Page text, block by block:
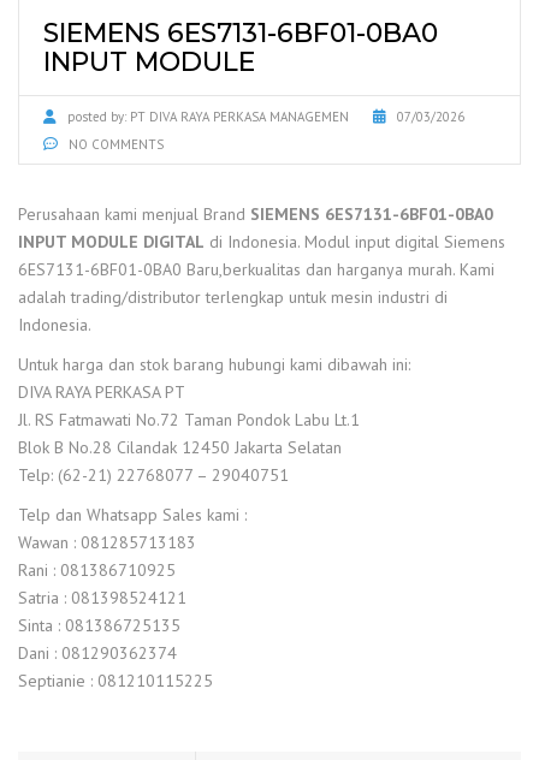
SIEMENS 6ES7131-6BF01-0BA0
INPUT MODULE
posted by: PT DIVA RAYA PERKASA MANAGEMEN
07/03/2026
NO COMMENTS
Perusahaan kami menjual Brand SIEMENS 6ES7131-6BF01-0BA0
INPUT MODULE DIGITAL di Indonesia. Modul input digital Siemens
6ES7131-6BF01-0BA0 Baru,berkualitas dan harganya murah. Kami
adalah trading/distributor terlengkap untuk mesin industri di
Indonesia.
Untuk harga dan stok barang hubungi kami dibawah ini:
DIVA RAYA PERKASA PT
Jl. RS Fatmawati No.72 Taman Pondok Labu Lt.1
Blok B No.28 Cilandak 12450 Jakarta Selatan
Telp: (62-21) 22768077 – 29040751
Telp dan Whatsapp Sales kami :
Wawan : 081285713183
Rani : 081386710925
Satria : 081398524121
Sinta : 081386725135
Dani : 081290362374
Septianie : 081210115225